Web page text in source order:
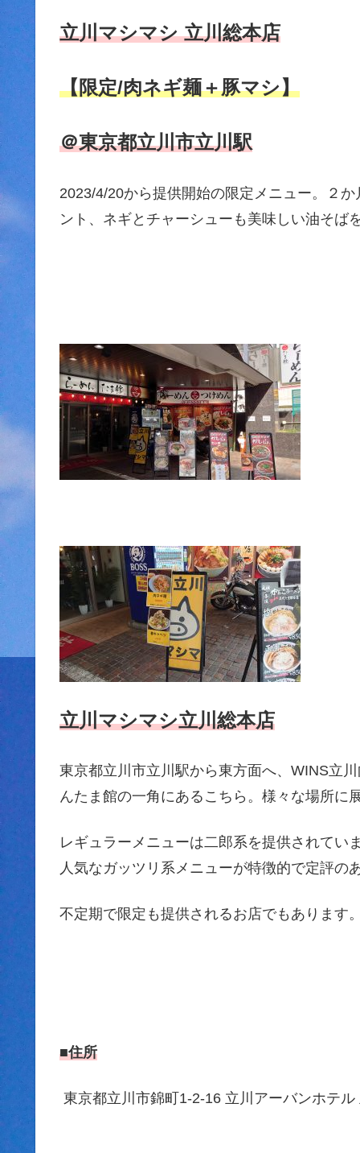
立川マシマシ 立川総本店
【限定/肉ネギ麺＋豚マシ】
＠東京都立川市立川駅
2023/4/20から提供開始の限定メニュー。２
ント、ネギとチャーシューも美味しい油そば
立川マシマシ立川総本店
東京都立川市立川駅から東方面へ、WINS立
んたま館の一角にあるこちら。様々な場所に
レギュラーメニューは二郎系を提供されてい
人気なガッツリ系メニューが特徴的で定評の
不定期で限定も提供されるお店でもあります
■住所
東京都立川市錦町1-2-16 立川アーバンホテ